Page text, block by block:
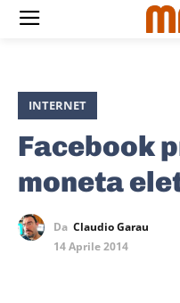
INTERNET
Facebook
moneta
Da Claudio Garau
14 Aprile 2014